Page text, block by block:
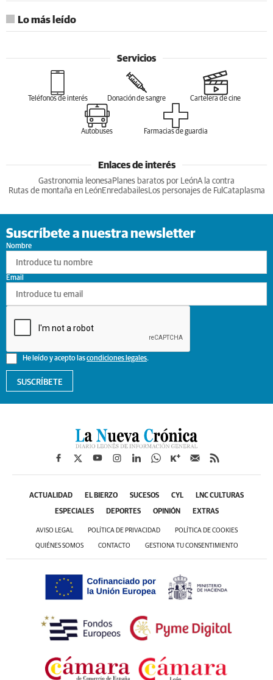
Lo más leído
Servicios
Teléfonos de interés Donación de sangre Cartelera de cine
Autobuses Farmacias de guardia
Enlaces de interés
Gastronomia leonesa Planes baratos por LeónA la contra
Rutas de montaña en LeónEnredabailesLos personajes de Ful Cataplasma
Suscríbete a nuestra newsletter
Nombre
He leído y acepto lascondiciones legales.
Email
SUSCRÍBETE
ACTUALIDAD EL BIERZO SUCESOS CYL LNC CULTURAS
ESPECIALES DEPORTES OPINIÓN EXTRAS
AVISO LEGAL POLÍTICA DE PRIVACIDAD POLÍTICA DE COOKIES
QUIÉNES SOMOS CONTACTO GESTIONA TU CONSENTIMIENTO